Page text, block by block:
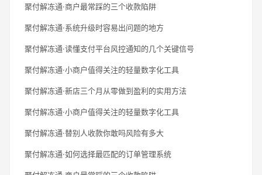
聚付解冻通·商户最常踩的三个收款陷阱
聚付解冻通·系统升级时容易出问题的地方
聚付解冻通·读懂支付平台风控通知的几个关键信号
聚付解冻通·小商户值得关注的轻量数字化工具
聚付解冻通·新店三个月从零做到盈利的实用方法
聚付解冻通·小商户值得关注的轻量数字化工具
聚付解冻通·替别人收款你敢吗风险有多大
聚付解冻通·如何选择最匹配的订单管理系统